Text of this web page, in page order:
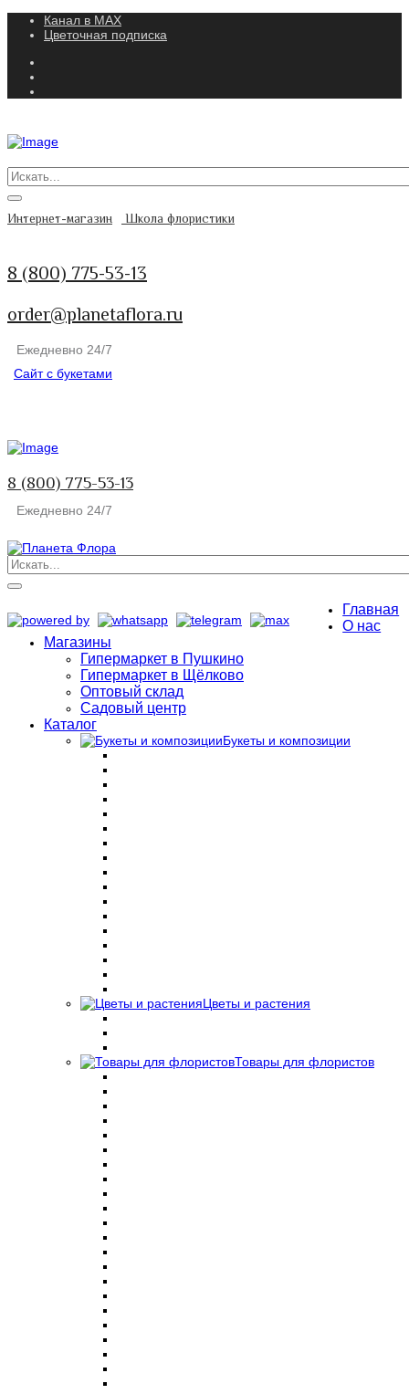
Канал в MAX
Цветочная подписка
Интернет-магазин Школа флористики
8 (800) 775-53-13
order@planetaflora.ru
Ежедневно 24/7
Сайт с букетами
8 (800) 775-53-13
Ежедневно 24/7
Главная
О нас
Магазины
Гипермаркет в Пушкино
Гипермаркет в Щёлково
Оптовый склад
Садовый центр
Каталог
Букеты и композиции
Цветы и растения
Товары для флористов